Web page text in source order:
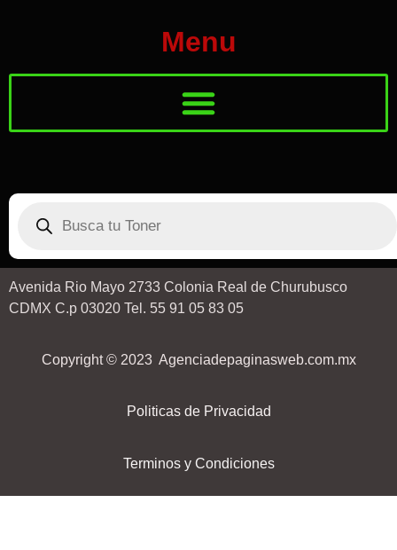
Menu
Avenida Rio Mayo 2733 Colonia Real de Churubusco
CDMX C.p 03020 Tel. 55 91 05 83 05
Copyright © 2023 Agenciadepaginasweb.com.mx
Politicas de Privacidad
Terminos y Condiciones